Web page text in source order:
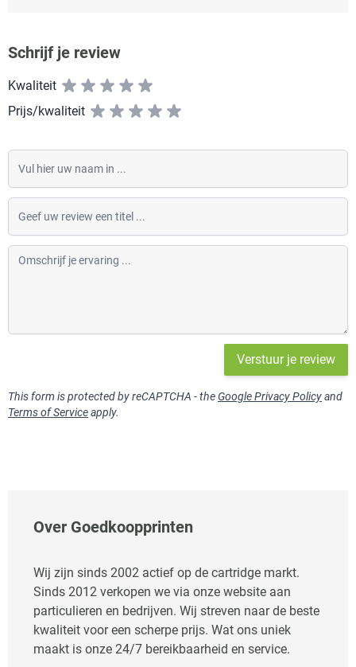
Schrijf je review
Kwaliteit
Prijs/kwaliteit
Vul hier uw naam in
Geef uw review een titel
Omschrijf je ervaring
Verstuur je review
This form is protected by reCAPTCHA - the Google Privacy Policyand
Terms of Serviceapply.
Over Goedkoopprinten
Wij zijn sinds 2002 actief op de cartridge markt.
Sinds 2012 verkopen we via onze website aan
particulieren en bedrijven. Wij streven naar de beste
kwaliteit voor een scherpe prijs. Wat ons uniek
maakt is onze 24/7 bereikbaarheid en service.